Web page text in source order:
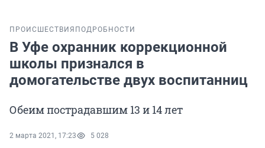
ПРОИСШЕСТВИЯ ПОДРОБНОСТИ
В Уфе охранник коррекционной
школы признался в
домогательстве двух воспитанниц
Обеим пострадавшим 13 и 14 лет
2 марта 2021, 17:23 5 028